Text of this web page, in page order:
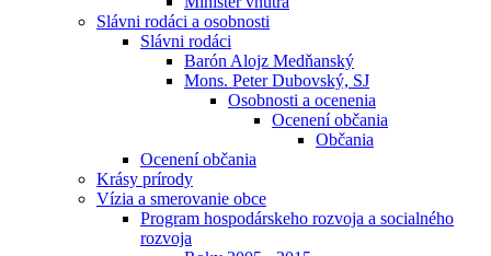
Slávni rodáci a osobnosti
Slávni rodáci
Barón Alojz Medňanský
Mons. Peter Dubovský, SJ
Osobnosti a ocenenia
Ocenení občania
Občania
Ocenení občania
Krásy prírody
Vízia a smerovanie obce
Program hospodárskeho rozvoja a socialného
rozvoja